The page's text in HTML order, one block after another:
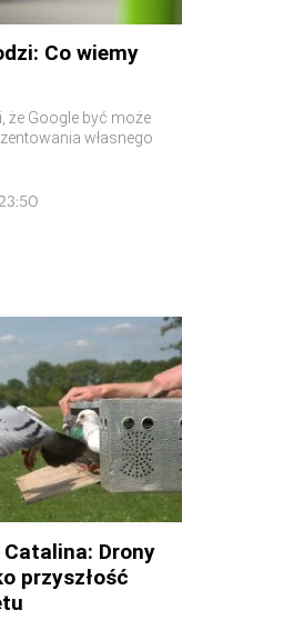
Co wiemy
że Google być może
własnego
Drony
przyszłość